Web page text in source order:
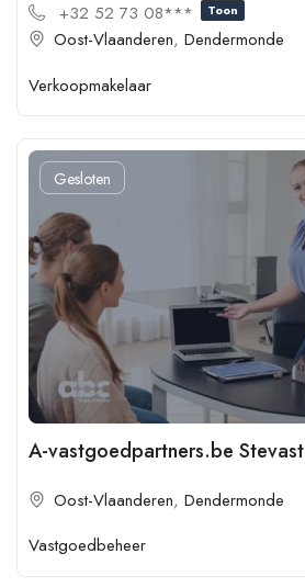
+32 52 73 08***
Toon
Oost-Vlaanderen, Dendermonde
Verkoopmakelaar
Gesloten
A-vastgoedpartners.be Stevast
Oost-Vlaanderen, Dendermonde
Vastgoedbeheer